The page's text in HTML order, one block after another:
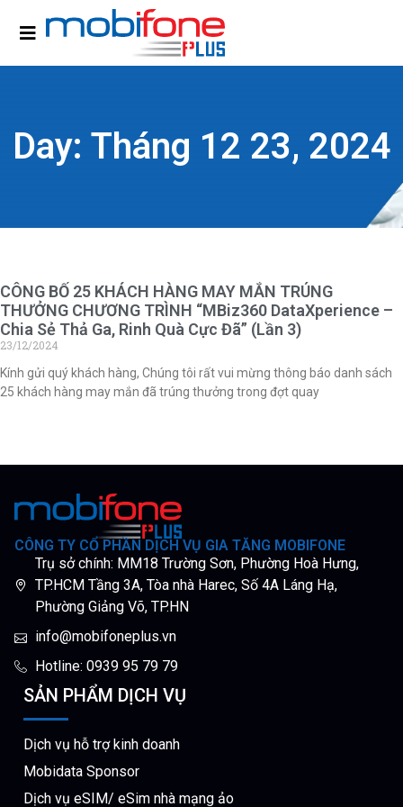
Day: Tháng 12 23, 2024
CÔNG BỐ 25 KHÁCH HÀNG MAY MẮN TRÚNG
THƯỞNG CHƯƠNG TRÌNH “MBiz360 DataXperience –
Chia Sẻ Thả Ga, Rinh Quà Cực Đã” (Lần 3)
23/12/2024
Kính gửi quý khách hàng, Chúng tôi rất vui mừng thông báo danh sách
25 khách hàng may mắn đã trúng thưởng trong đợt quay
CÔNG TY CỔ PHẦN DỊCH VỤ GIA TĂNG MOBIFONE
Trụ sở chính: MM18 Trường Sơn, Phường Hoà Hưng,
TP.HCM Tầng 3A, Tòa nhà Harec, Số 4A Láng Hạ,
Phường Giảng Võ, TP.HN
info@mobifoneplus.vn
Hotline: 0939 95 79 79
SẢN PHẨM DỊCH VỤ
Dịch vụ hỗ trợ kinh doanh
Mobidata Sponsor
Dịch vụ eSIM/ eSim nhà mạng ảo